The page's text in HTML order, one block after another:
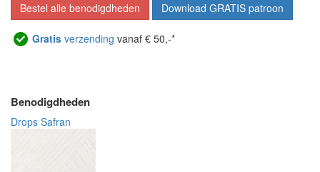
Bestel alle benodigdheden Download GRATIS patroon
Gratis verzending vanaf € 50,-*
Benodigdheden
Drops Safran